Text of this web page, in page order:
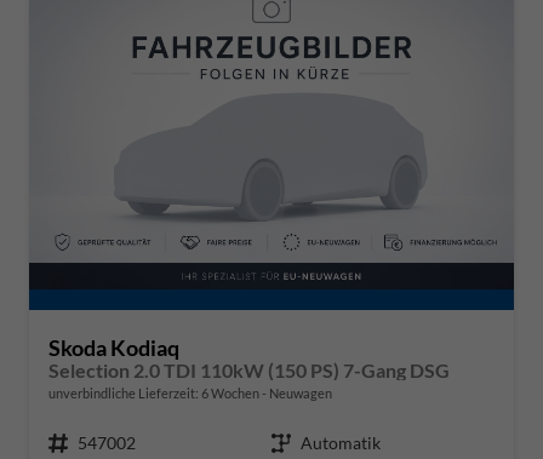
Skoda Kodiaq
Selection 2.0 TDI 110kW (150 PS) 7-Gang DSG
unverbindliche Lieferzeit: 6 Wochen Neuwagen
Fahrzeugnr. 547002 Getriebe Automatik